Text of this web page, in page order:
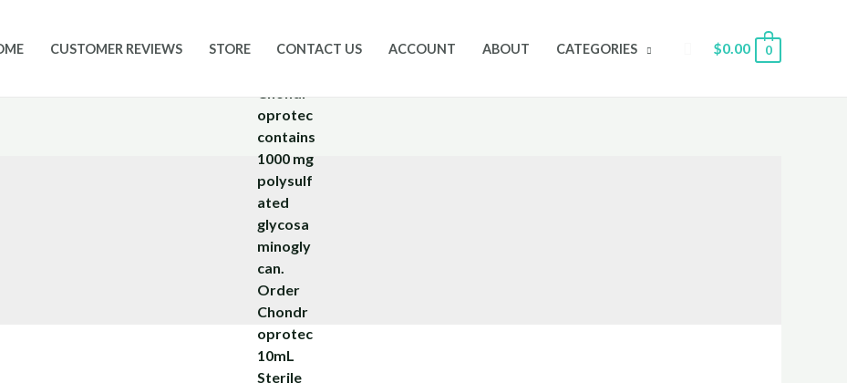
CUSTOMER REVIEWS STORE CONTACT US ACCOUNT ABOUT CATEGORIES Search
$0.00 0